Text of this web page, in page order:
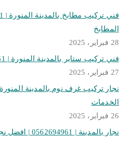
المطابخ
28 فبراير، 2025
فني تركيب ستاير بالمدينة المنورة | 0562694961 | افضل نجار
27 فبراير، 2025
الخدمات
26 فبراير، 2025
نجار بالمدينة | 0562694961 | افضل نجار فك وتركيب وصيانة